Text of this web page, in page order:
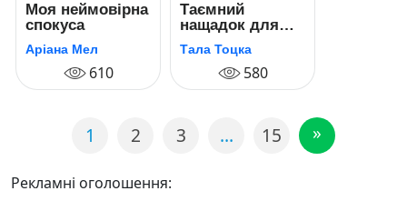
Моя неймовірна
спокуса
Аріана Мел
610
Таємний
нащадок для
мільярдера
Тала Тоцка
580
1 2 3 … 15 »
Рекламні оголошення: